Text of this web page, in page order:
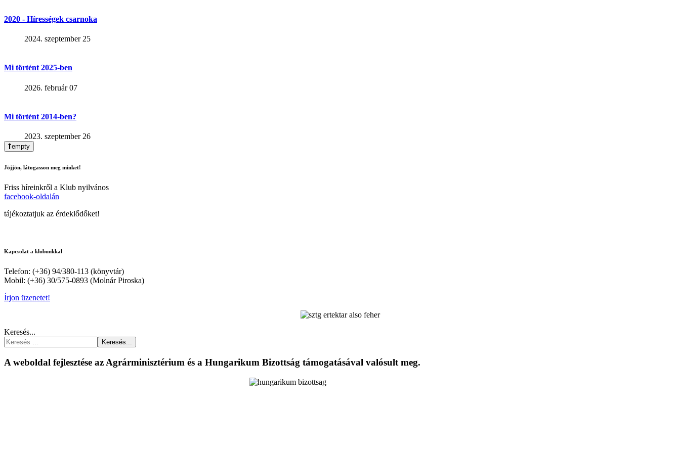
2020 - Hírességek csarnoka
2024. szeptember 25
Mi történt 2025-ben
2026. február 07
Mi történt 2014-ben?
2023. szeptember 26
empty
Jöjjön, látogasson meg minket!
Friss híreinkről a Klub nyilvános
facebook-oldalán
tájékoztatjuk az érdeklődőket!
Kapcsolat a klubunkkal
Telefon: (+36) 94/380-113 (könyvtár)
Mobil: (+36) 30/575-0893 (Molnár Piroska)
Írjon üzenetet!
Keresés...
Keresés...
A weboldal fejlesztése az Agrárminisztérium és a Hungarikum Bizottság támogatásával valósult meg.